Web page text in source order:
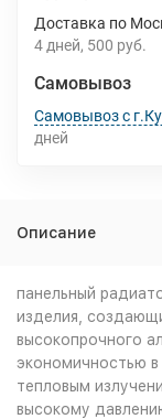
Доставка по
4 дней 500 руб.
Самовывоз
Самовывоз с
дней
Описание
панельный
изделия,
высокопрочного
экономичностью в
тепловым
высокому